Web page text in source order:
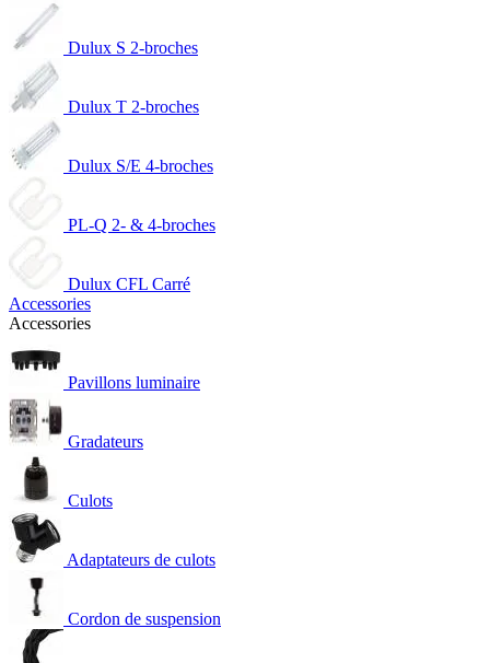
Dulux S 2-broches
Dulux T 2-broches
Dulux S/E 4-broches
PL-Q 2- & 4-broches
Dulux CFL Carré
Accessories
Accessories
Pavillons luminaire
Gradateurs
Culots
Adaptateurs de culots
Cordon de suspension